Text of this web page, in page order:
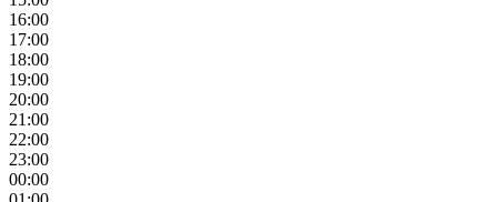
16:00
17:00
18:00
19:00
20:00
21:00
22:00
23:00
00:00